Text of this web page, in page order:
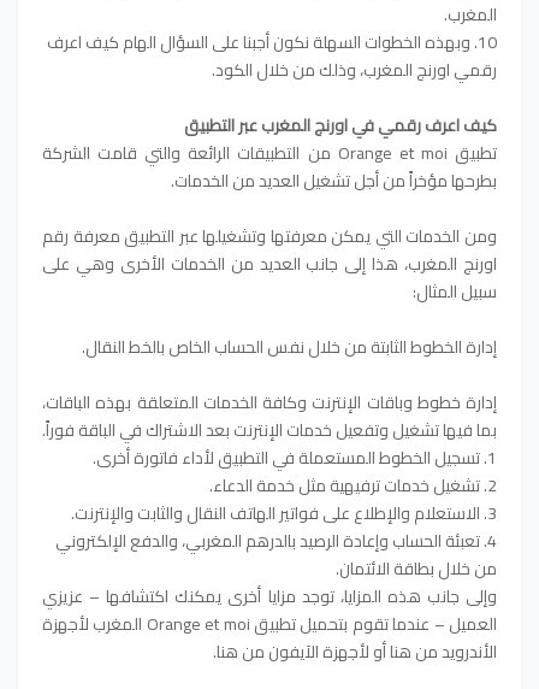
المغرب.
10. وبهذه الخطوات السهلة نكون أجبنا على السؤال الهام كيف اعرف
رقمي اورنج المغرب، وذلك من خلال الكود.
كيف اعرف رقمي في اورنج المغرب عبر التطبيق
تطبيق Orange et moi من التطبيقات الرائعة والتي قامت الشركة
بطرحها مؤخراً من أجل تشغيل العديد من الخدمات.
ومن الخدمات التي يمكن معرفتها وتشغيلها عبر التطبيق معرفة رقم
اورنج المغرب، هذا إلى جانب العديد من الخدمات الأخرى وهي على
سبيل المثال:
إدارة الخطوط الثابتة من خلال نفس الحساب الخاص بالخط النقال.
إدارة خطوط وباقات الإنترنت وكافة الخدمات المتعلقة بهذه الباقات،
بما فيها تشغيل وتفعيل خدمات الإنترنت بعد الاشتراك في الباقة فوراً.
1. تسجيل الخطوط المستعملة في التطبيق لأداء فاتورة أخرى.
2. تشغيل خدمات ترفيهية مثل خدمة الدعاء.
3. الاستعلام والإطلاع على فواتير الهاتف النقال والثابت والإنترنت.
4. تعبئة الحساب وإعادة الرصيد بالدرهم المغربي، والدفع الإلكتروني
من خلال بطاقة الائتمان.
وإلى جانب هذه المزايا، توجد مزايا أخرى يمكنك اكتشافها – عزيزي
العميل – عندما تقوم بتحميل تطبيق Orange et moi المغرب لأجهزة
الأندرويد من هنا أو لأجهزة الآيفون من هنا.